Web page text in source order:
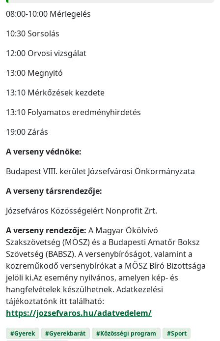
08:00-10:00 Mérlegelés
10:30 Sorsolás
12:00 Orvosi vizsgálat
13:00 Megnyitó
13:10 Mérkőzések kezdete
13:10 Folyamatos eredményhirdetés
19:00 Zárás
A verseny védnöke:
Budapest VIII. kerület Józsefvárosi Önkormányzata
A verseny társrendezője:
Józsefváros Közösségeiért Nonprofit Zrt.
A verseny rendezője: A Magyar Ökölvívó
Szakszövetség (MÖSZ) és a Budapesti Amatőr Boksz
Szövetség (BABSZ). A versenybíróságot, valamint a
közreműködő versenybírókat a MÖSZ Bíró Bizottsága
jelöli ki.Az esemény nyilvános, amelyen kép- és
hangfelvételek készülhetnek. Adatkezelési
tájékoztatónk itt található:
https://jozsefvaros.hu/adatvedelem/
#Gyerek #Gyerekbarát #Közösségi program #Sport